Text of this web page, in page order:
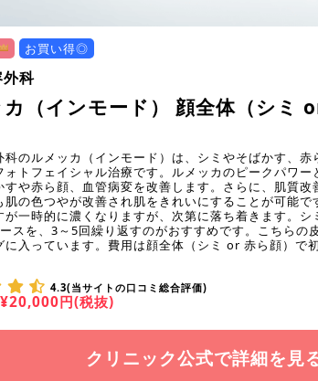
お買い得◎
科
（インモード） 顔全体（シミ
科のルメッカ（インモード）は、シミやそばかす、
ォトフェイシャル治療です。ルメッカのピークパワー
すや赤ら顔、血管病変を改善します。さらに、肌質改
肌の色つやが改善され肌をきれいにすることが可能で
が一時的に濃くなりますが、次第に落ち着きます。シ
スを、3～5回繰り返すのがおすすめです。こちらの
に入っています。費用は顔全体（シミ or 赤ら顔）で
4.3(当サイトの口コミ総合評価)
¥20,000円(税抜)
クリニック公式で詳細を見